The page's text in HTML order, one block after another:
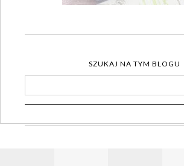
SZUKAJ NA TYM BLOGU